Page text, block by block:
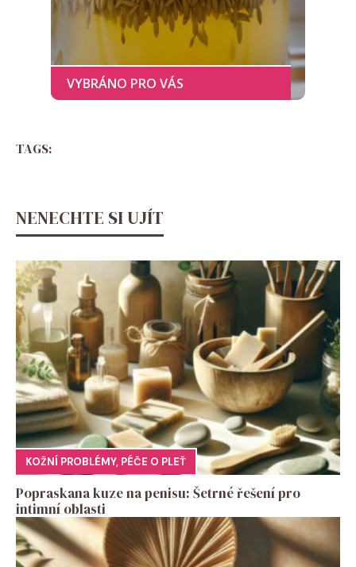
TAGS:
NENECHTE SI UJÍT
KOŽNÍ PROBLÉMY, PÉČE O PLEŤ
Popraskana kuze na penisu: Šetrné řešení pro
intimní oblasti